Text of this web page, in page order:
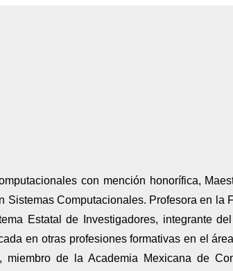
con mención honorífica,
Sistemas Computacionales. Profesora en
Estatal de Investigadores, integrante
en otras profesiones formativas en el
miembro de la Academia Mexicana de